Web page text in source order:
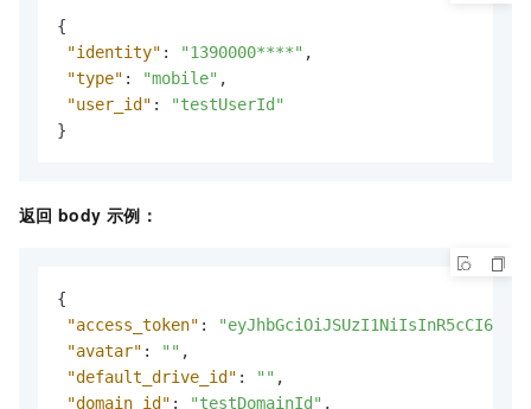
{
"identity" : "1390000****" ,
"type" : "mobile" ,
"user_id" :
"testUserId"
}
返回 body 示例：
{
"access_token" :
"avatar" : "" ,
"default_drive_id" : "" ,
"domain_id" : "testDomainId" ,